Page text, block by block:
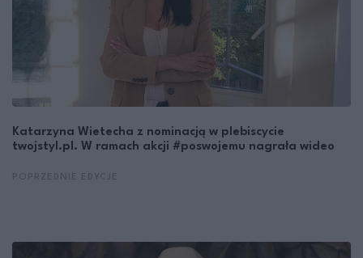
Katarzyna Wietecha z nominacją w plebiscycie
twojstyl.pl. W ramach akcji #poswojemu nagrała wideo